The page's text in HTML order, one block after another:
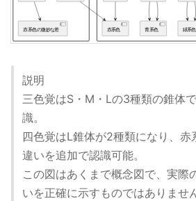
説明
三色覚はS・M・Lの3種類の錐体
識。
四色覚はL錐体が2種類になり、赤
違いを追加で認識可能。
この図はあくまで概念図で、実際
いを正確に示すものではありませ